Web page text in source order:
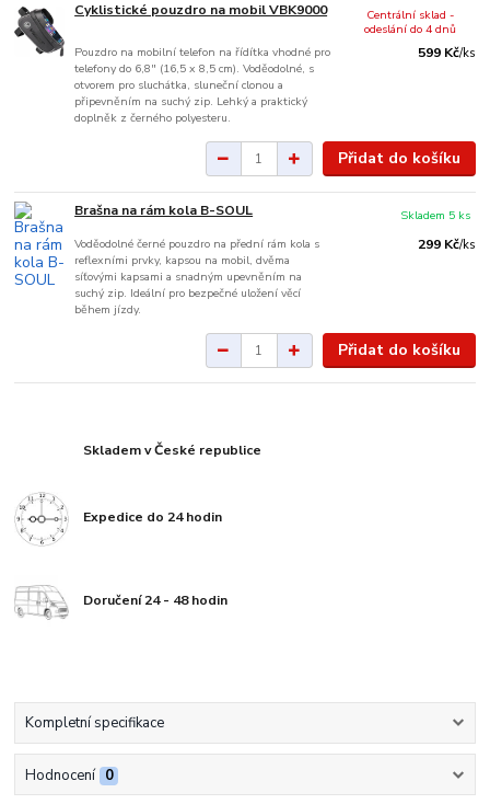
Cyklistické pouzdro na mobil VBK9000
Pouzdro na mobilní telefon na řídítka vhodné pro
telefony do 6,8" (16,5 x 8,5 cm). Voděodolné, s
otvorem pro sluchátka, sluneční clonou a
připevněním na suchý zip. Lehký a praktický
doplněk z černého polyesteru.
599 Kč/ks
Centrální sklad -
odeslání do 4 dnů
Přidat do košíku
Brašna na rám kola B-SOUL
Voděodolné černé pouzdro na přední rám kola s
reflexními prvky, kapsou na mobil, dvěma
síťovými kapsami a snadným upevněním na
suchý zip. Ideální pro bezpečné uložení věcí
během jízdy.
299 Kč/ks
Skladem 5 ks
Přidat do košíku
Skladem v České republice
Expedice do 24 hodin
Doručení 24 - 48 hodin
Kompletní specifikace
Hodnocení 0